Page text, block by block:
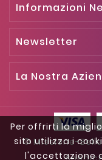
Per offrirti la
sito utilizza i
l'accettazione
Informazioni
Newsletter
La Nostra
© Missione-